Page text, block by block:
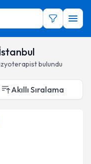
bulundu
Akıllı Sıralama